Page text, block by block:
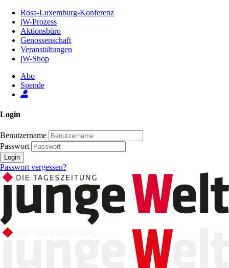
Inhalt
Seite
Rosa-Luxemburg-Konferenz
jW-Prozess
Aktionsbüro
Genossenschaft
Veranstaltungen
jW-Shop
Abo
Spende
Login
Benutzername
Passwort
Login
Passwort vergessen?